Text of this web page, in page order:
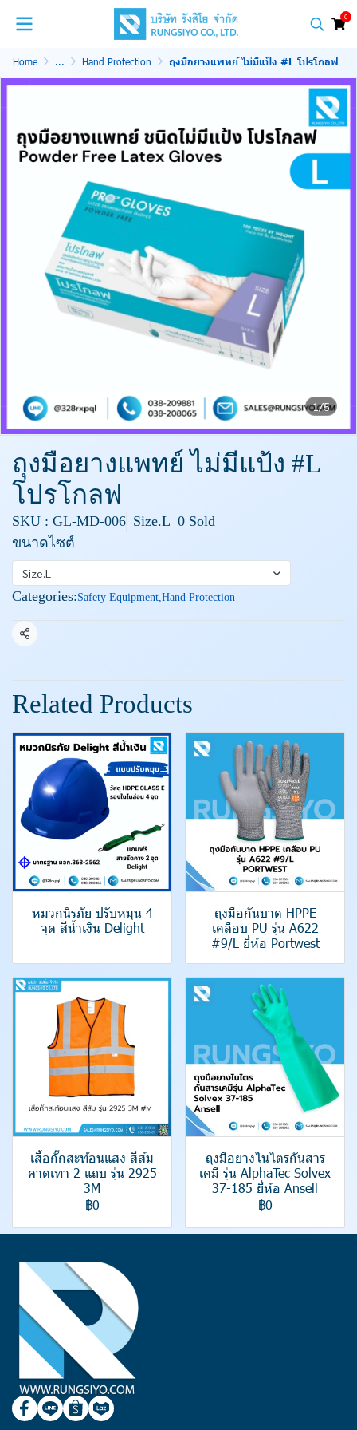
0
Home ... Hand Protection ถุงมือยางแพทย์ ไม่มีแป้ง #L โปรโกลฟ
1/5
ถุงมือยางแพทย์ ไม่มีแป้ง #L
โปรโกลฟ
SKU : GL-MD-006 Size.L 0 Sold
ขนาดไซต์
Size.L
Categories:Safety Equipment,Hand Protection
Share
Related Products
หมวกนิรภัย ปรับหมุน 4
จุด สีน้ำเงิน Delight
ถุงมือกันบาด HPPE
เคลือบ PU รุ่น A622
#9/L ยี่ห้อ Portwest
เสื้อกั๊กสะท้อนแสง สีส้ม
คาดเทา 2 แถบ รุ่น 2925
3M
฿0
ถุงมือยางไนไตรกันสาร
เคมี รุ่น AlphaTec Solvex
37-185 ยี่ห้อ Ansell
฿0